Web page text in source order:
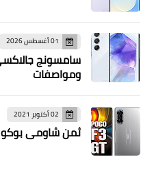
01 أغسطس 2026
ومواصفات
02 أكتوبر 2021
ثمن شاومي بوكو f3 في المغرب